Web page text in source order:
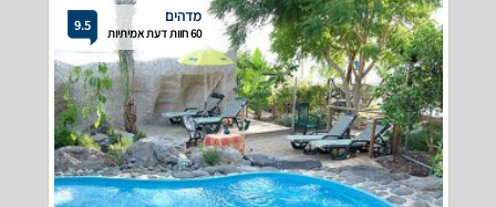
9.5 מדהים
60 חוות דעת אמיתיות